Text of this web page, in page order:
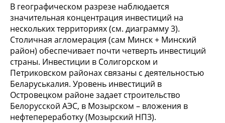
В географическом разрезе наблюдается
значительная концентрация инвестиций на
нескольких территориях (см. диаграмму 3).
Столичная агломерация (сам Минск + Минский
район) обеспечивает почти четверть инвестиций
страны. Инвестиции в Солигорском и
Петриковском районах связаны с деятельностью
Беларуськалия. Уровень инвестиций в
Островецком районе задает строительство
Белорусской АЭС, в Мозырском – вложения в
нефтепереработку (Мозырский НПЗ).